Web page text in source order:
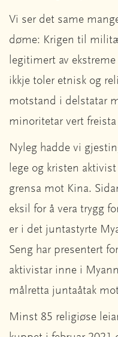
Vi ser det same
døme: Krigen til
legitimert av
ikkje toler etnisk og
motstand i delstatar
minoritetar vert
Nyleg hadde vi
lege og kristen
grensa mot Kina.
eksil for å vera trygg
er i det juntastyrte
Seng har presentert
aktivistar inne i
målretta juntaåtak
Minst 85 religiøse